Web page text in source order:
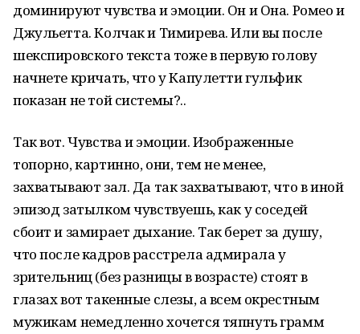
доминируют чувства и эмоции. Он и Она. Ромео и
Джульетта. Колчак и Тимирева. Или вы после
шекспировского текста тоже в первую голову
начнете кричать, что у Капулетти гульфик
показан не той системы?..
Так вот. Чувства и эмоции. Изображенные
топорно, картинно, они, тем не менее,
захватывают зал. Да так захватывают, что в иной
эпизод затылком чувствуешь, как у соседей
сбоит и замирает дыхание. Так берет за душу,
что после кадров расстрела адмирала у
зрительниц (без разницы в возрасте) стоят в
глазах вот такенные слезы, а всем окрестным
мужикам немедленно хочется тяпнуть грамм